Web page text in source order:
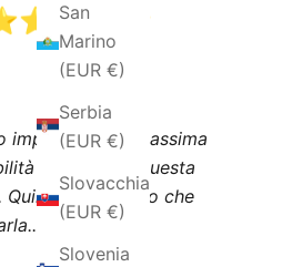
San
Marino
(EUR €)
Serbia
(EUR €)
Slovacchia
(EUR €)
Slovenia
impeccabile e massima
da parte di questa
Quindi, non posso che